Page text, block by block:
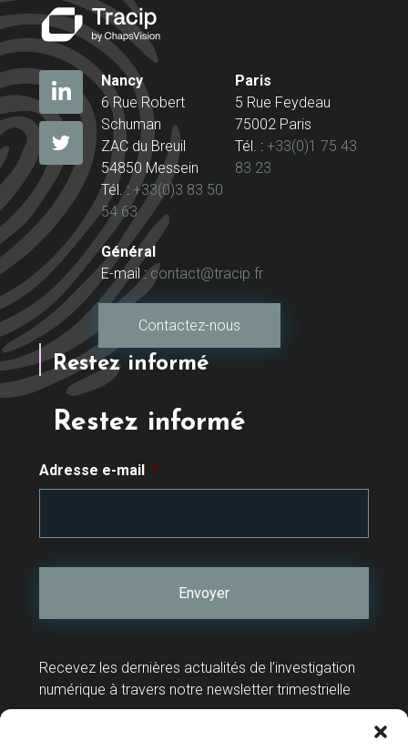
Nancy
6 Rue Robert
Schuman
ZAC du Breuil
54850 Messein
Tél. : +33(0)3 83 50
54 63
Paris
5 Rue Feydeau
75002 Paris
Tél. : +33(0)1 75 43
83 23
Général
E-mail :contact@tracip.fr
Contactez-nous
Restez informé
Restez informé
Adresse e-mail *
Recevez les dernières actualités de l’investigation
numérique à travers notre newsletter trimestrielle